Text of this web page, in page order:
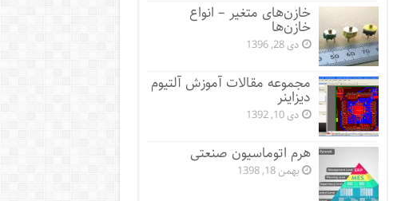
خازن‌های متغیر – انواع
خازن‌ها
دی 28, 1396
مجموعه مقالات آموزش آلتیوم
دیزاینر
دی 10, 1392
هرم اتوماسیون صنعتی
بهمن 18, 1398